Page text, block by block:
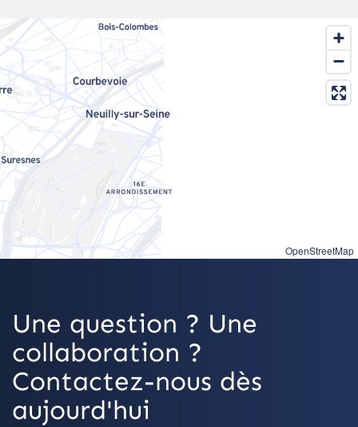
OpenStreetMap
Une question ? Une
collaboration ?
Contactez-nous dès
aujourd'hui